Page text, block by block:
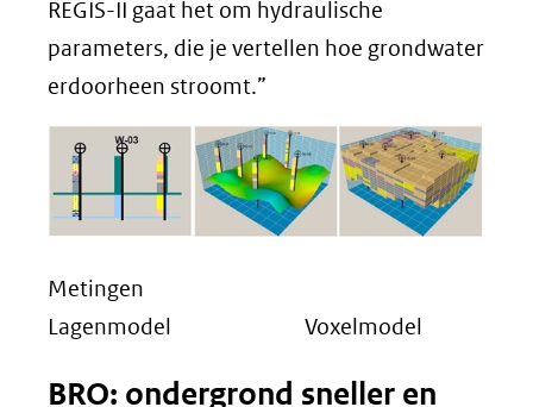
REGIS-II gaat het om hydraulische
parameters, die je vertellen hoe grondwater
erdoorheen stroomt.”
Metingen
Lagenmodel Voxelmodel
BRO: ondergrond sneller en